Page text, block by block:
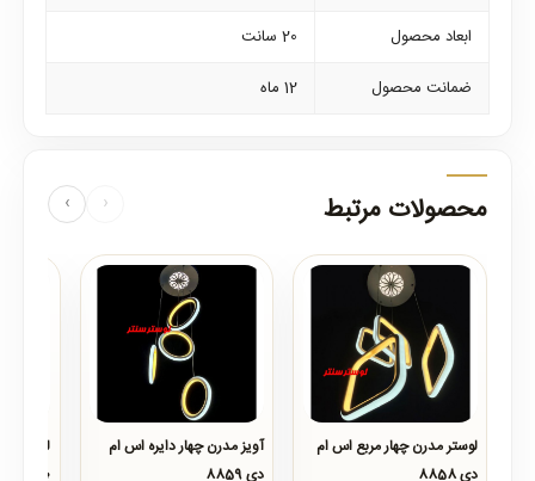
ابعاد محصول
20 سانت
ضمانت محصول
12 ماه
محصولات مرتبط ‹
›
لوستر مدرن چهار مربع اس ام
دی 8858
..
آویز مدرن چهار دایره اس ام
دی 8859
.. 20 گلسی..